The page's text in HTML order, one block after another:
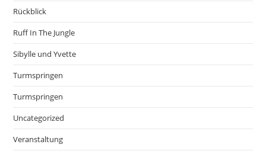
Rückblick
Ruff In The Jungle
Sibylle und Yvette
Turmspringen
Turmspringen
Uncategorized
Veranstaltung